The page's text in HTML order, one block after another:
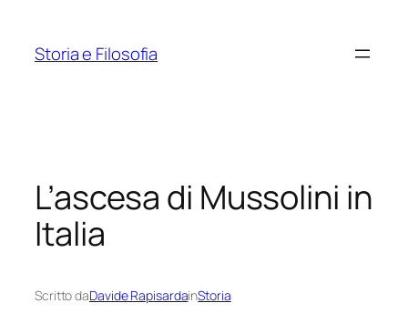
contenuto
Storia e Filosofia
L’ascesa di Mussolini in
Italia
Scritto daDavide RapisardainStoria